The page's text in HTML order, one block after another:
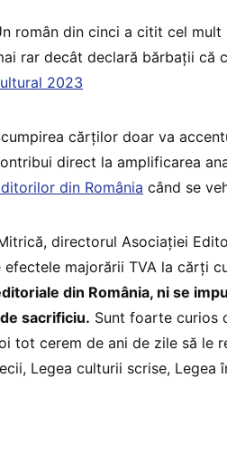
român din cinci a citit cel
rar decât declară bărbații că
2023
cărților doar va
direct la amplificarea
din România când se
directorul Asociației
efectele majorării TVA la cărți
din România, ni se
sacrificiu. Sunt foarte curios
tot cerem de ani de zile să le
Legea culturii scrise, Legea